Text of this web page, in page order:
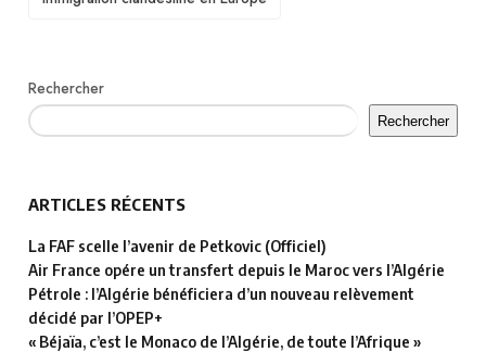
Rechercher
Rechercher
ARTICLES RÉCENTS
La FAF scelle l’avenir de Petkovic (Officiel)
Air France opére un transfert depuis le Maroc vers l’Algérie
Pétrole : l’Algérie bénéficiera d’un nouveau relèvement
décidé par l’OPEP+
« Béjaïa, c’est le Monaco de l’Algérie, de toute l’Afrique »